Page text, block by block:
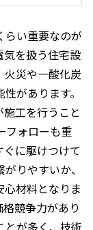
らい重要なのが
気を扱う住宅設
災や一酸化炭
があります。
工を行うこと
フォローも重
に駆けつけて
りやすいか、
心材料となりま
競争力があり
とが多く、技術